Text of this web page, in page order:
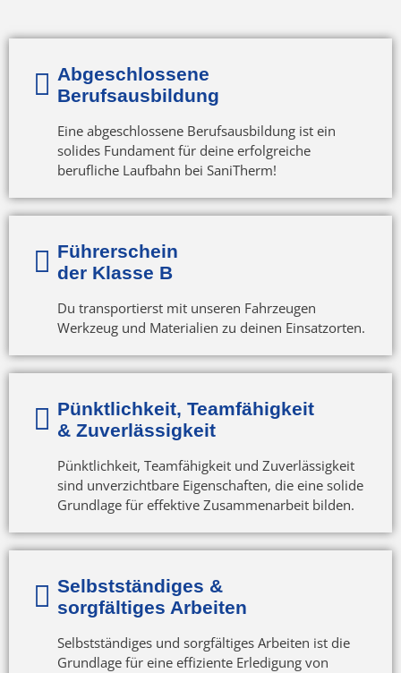
Abgeschlossene
Berufsausbildung
Eine abgeschlossene Berufsausbildung ist ein
solides Fundament für deine erfolgreiche
berufliche Laufbahn bei SaniTherm!
Führerschein
der Klasse B
Du transportierst mit unseren Fahrzeugen
Werkzeug und Materialien zu deinen Einsatzorten.
Pünktlichkeit, Teamfähigkeit
& Zuverlässigkeit
Pünktlichkeit, Teamfähigkeit und Zuverlässigkeit
sind unverzichtbare Eigenschaften, die eine solide
Grundlage für effektive Zusammenarbeit bilden.
Selbstständiges &
sorgfältiges Arbeiten
Selbstständiges und sorgfältiges Arbeiten ist die
Grundlage für eine effiziente Erledigung von